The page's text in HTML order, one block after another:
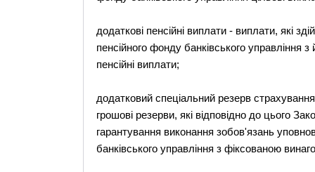
додаткові пенсійні виплати - виплати, які
пенсійного фонду банківського управління
пенсійні виплати;
додатковий спеціальний резерв
грошові резерви, які відповідно до цього
гарантування виконання зобов'язань
банківського управління з фіксованою